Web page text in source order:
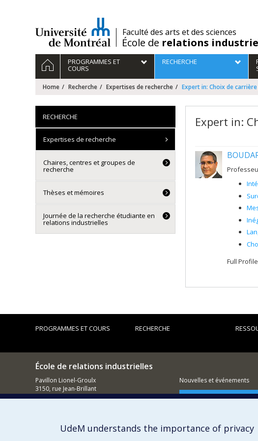
/Faculté des arts et des sciences
École de relations
Navigation
principale
HOMEPROGRAMMES ET
COURS
RECHERCHE
Home Recherche Expertises de recherche Expert in: Choix de
Expert in:
Full Profile
RECHERCHE
Expertises de recherche
Chaires, centres et groupes de
recherche
Thèses et mémoires
Journée de la recherche étudiante en
relations industrielles
PROGRAMMES ET COURS RECHERCHE
École de relations industrielles
Pavillon Lionel-Groulx
3150, rue Jean-Brillant
Montréal (QC)
Nouvelles et événements
Comment soutenir
UdeM understands the importance of privacy